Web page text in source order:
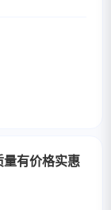
有价格实惠